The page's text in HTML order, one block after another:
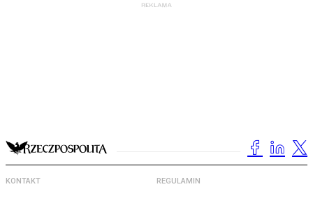
KONTAKT REGULAMIN